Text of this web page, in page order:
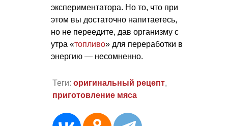
экспериментатора. Но то, что при
этом вы достаточно напитаетесь,
но не переедите, дав организму с
утра «топливо» для переработки в
энергию — несомненно.
Теги: оригинальный рецепт,
приготовление мяса